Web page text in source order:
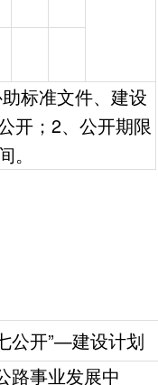
标准文件、建设
开；2、公开期限
公开”—建设计划
路事业发展中